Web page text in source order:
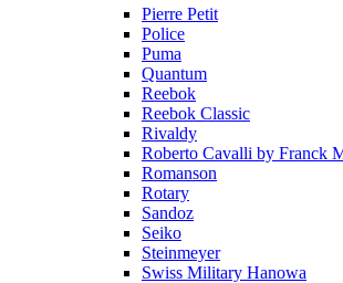
Pierre Petit
Police
Puma
Quantum
Reebok
Reebok Classic
Rivaldy
Roberto Cavalli by Franck
Romanson
Rotary
Sandoz
Seiko
Steinmeyer
Swiss Military Hanowa